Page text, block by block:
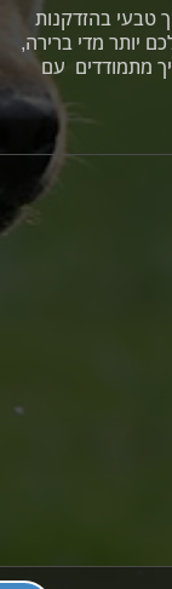
טבעי בהזדקנות
יותר מדי ברירה,
מתמודדים עם